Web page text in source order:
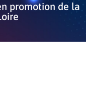
promotion de la